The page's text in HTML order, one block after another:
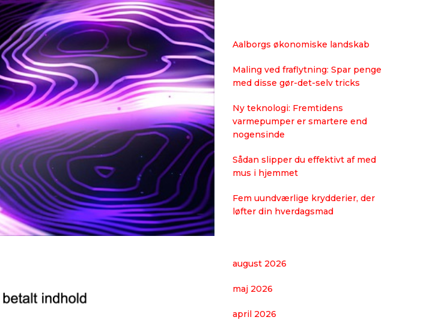
Aalborgs økonomiske landskab
Maling ved fraflytning: Spar penge
med disse gør-det-selv tricks
Ny teknologi: Fremtidens
varmepumper er smartere end
nogensinde
Sådan slipper du effektivt af med
mus i hjemmet
Fem uundværlige krydderier, der
løfter din hverdagsmad
august 2026
maj 2026
april 2026